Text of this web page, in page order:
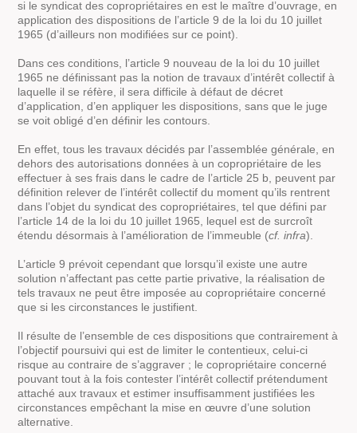
si le syndicat des copropriétaires en est le maître d’ouvrage, en
application des dispositions de l’article 9 de la loi du 10 juillet
1965 (d’ailleurs non modifiées sur ce point).
Dans ces conditions, l’article 9 nouveau de la loi du 10 juillet
1965 ne définissant pas la notion de travaux d’intérêt collectif à
laquelle il se réfère, il sera difficile à défaut de décret
d’application, d’en appliquer les dispositions, sans que le juge
se voit obligé d’en définir les contours.
En effet, tous les travaux décidés par l’assemblée générale, en
dehors des autorisations données à un copropriétaire de les
effectuer à ses frais dans le cadre de l’article 25 b, peuvent par
définition relever de l’intérêt collectif du moment qu’ils rentrent
dans l’objet du syndicat des copropriétaires, tel que défini par
l’article 14 de la loi du 10 juillet 1965, lequel est de surcroît
étendu désormais à l’amélioration de l’immeuble (cf. infra).
L’article 9 prévoit cependant que lorsqu’il existe une autre
solution n’affectant pas cette partie privative, la réalisation de
tels travaux ne peut être imposée au copropriétaire concerné
que si les circonstances le justifient.
Il résulte de l’ensemble de ces dispositions que contrairement à
l’objectif poursuivi qui est de limiter le contentieux, celui-ci
risque au contraire de s’aggraver ; le copropriétaire concerné
pouvant tout à la fois contester l’intérêt collectif prétendument
attaché aux travaux et estimer insuffisamment justifiées les
circonstances empêchant la mise en œuvre d’une solution
alternative.